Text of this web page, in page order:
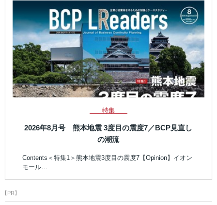
特集
2026年8月号 熊本地震 3度目の震度7／BCP見直し
の潮流
Contents＜特集1＞熊本地震3度目の震度7【Opinion】イオン
モール…
【PR】